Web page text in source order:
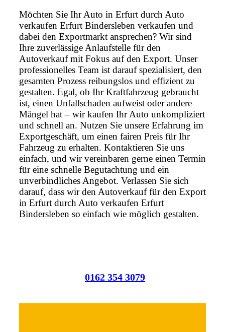
Möchten Sie Ihr Auto in Erfurt durch Auto
verkaufen Erfurt Bindersleben verkaufen und
dabei den Exportmarkt ansprechen? Wir sind
Ihre zuverlässige Anlaufstelle für den
Autoverkauf mit Fokus auf den Export. Unser
professionelles Team ist darauf spezialisiert, den
gesamten Prozess reibungslos und effizient zu
gestalten. Egal, ob Ihr Kraftfahrzeug gebraucht
ist, einen Unfallschaden aufweist oder andere
Mängel hat – wir kaufen Ihr Auto unkompliziert
und schnell an. Nutzen Sie unsere Erfahrung im
Exportgeschäft, um einen fairen Preis für Ihr
Fahrzeug zu erhalten. Kontaktieren Sie uns
einfach, und wir vereinbaren gerne einen Termin
für eine schnelle Begutachtung und ein
unverbindliches Angebot. Verlassen Sie sich
darauf, dass wir den Autoverkauf für den Export
in Erfurt durch Auto verkaufen Erfurt
Bindersleben so einfach wie möglich gestalten.
0162 354 3079